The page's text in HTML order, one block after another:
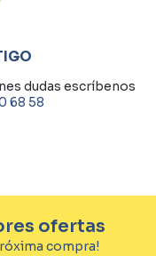
dudas escríbenos
68 58
ofertas
compra!